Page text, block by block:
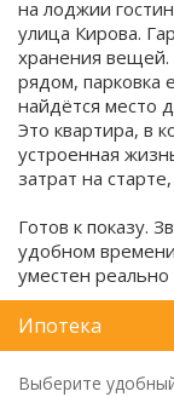
на лоджии
улица Кирова.
хранения вещей.
рядом, парковка
найдётся место
Это квартира, в
устроенная
затрат на
Готов к показу.
удобном
уместен
Ипотека
Выберите